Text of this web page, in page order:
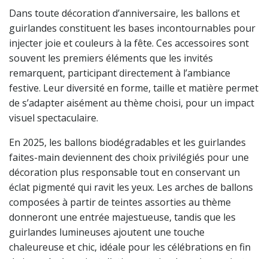
Dans toute décoration d’anniversaire, les ballons et
guirlandes constituent les bases incontournables pour
injecter joie et couleurs à la fête. Ces accessoires sont
souvent les premiers éléments que les invités
remarquent, participant directement à l’ambiance
festive. Leur diversité en forme, taille et matière permet
de s’adapter aisément au thème choisi, pour un impact
visuel spectaculaire.
En 2025, les ballons biodégradables et les guirlandes
faites-main deviennent des choix privilégiés pour une
décoration plus responsable tout en conservant un
éclat pigmenté qui ravit les yeux. Les arches de ballons
composées à partir de teintes assorties au thème
donneront une entrée majestueuse, tandis que les
guirlandes lumineuses ajoutent une touche
chaleureuse et chic, idéale pour les célébrations en fin